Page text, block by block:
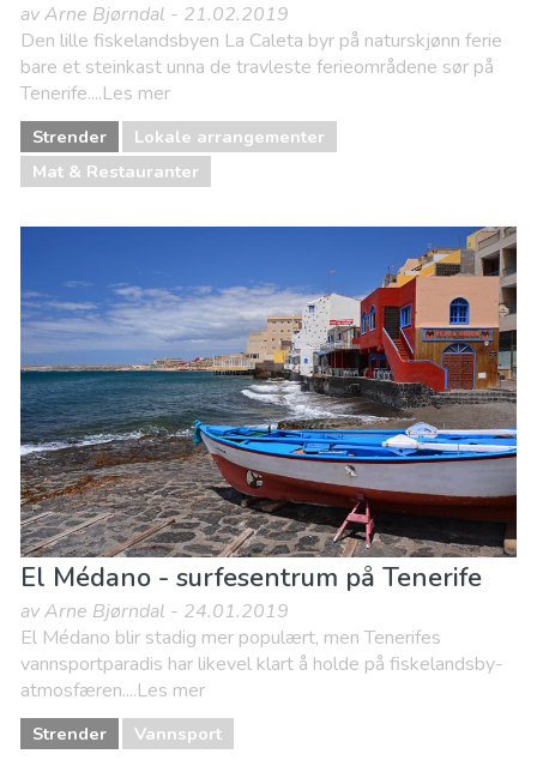
av Arne Bjørndal - 21.02.2019
Den lille fiskelandsbyen La Caleta byr på naturskjønn ferie
bare et steinkast unna de travleste ferieområdene sør på
Tenerife....Les mer
Strender
Lokale arrangementer
Mat & Restauranter
El Médano - surfesentrum på Tenerife
av Arne Bjørndal - 24.01.2019
El Médano blir stadig mer populært, men Tenerifes
vannsportparadis har likevel klart å holde på fiskelandsby-
atmosfæren....Les mer
Strender Vannsport